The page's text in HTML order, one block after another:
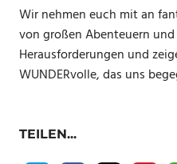
Wir nehmen euch mit an
von großen Abenteuern
Herausforderungen und
WUNDERvolle, das uns
TEILEN...